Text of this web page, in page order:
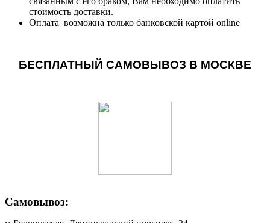
стоимость доставки.
Оплата возможна только банковской картой online
БЕСПЛАТНЫЙ САМОВЫВОЗ В МОСКВЕ
Самовывоз: